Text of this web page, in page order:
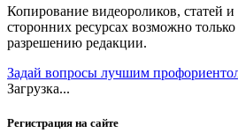
Копирование видеороликов, статей
сторонних ресурсах возможно
разрешению редакции.
Задай вопросы лучшим
Загрузка...
Регистрация на сайте